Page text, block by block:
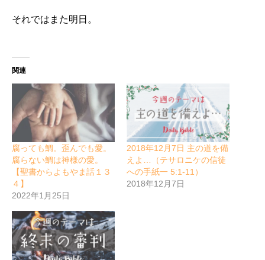
それではまた明日。
関連
腐っても鯛。歪んでも愛。
腐らない鯛は神様の愛。
【聖書からよもやま話１３
４】
2022年1月25日
2018年12月7日 主の道を備
えよ…（テサロニケの信徒
への手紙一 5:1-11）
2018年12月7日